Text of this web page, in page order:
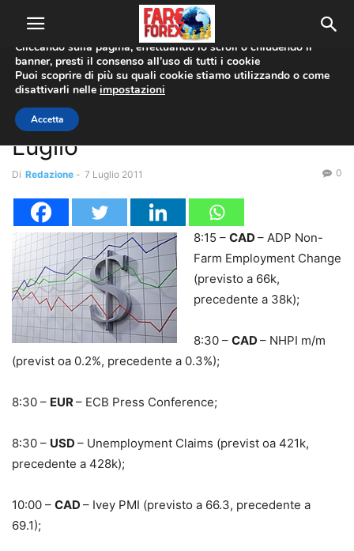
Home Analisi Tecnica
Analisi Tecnica
Forex News – Giovedì 7
Luglio
Di Redazione - 7 Luglio 2011 0
8:15 – CAD – ADP Non-
Farm Employment Change
(previsto a 66k,
precedente a 38k);
8:30 – CAD – NHPI m/m
(previst oa 0.2%, precedente a 0.3%);
8:30 – EUR– ECB Press Conference;
8:30 – USD – Unemployment Claims (previst oa 421k,
precedente a 428k);
10:00 – CAD – Ivey PMI (previsto a 66.3, precedente a
69.1);
Utilizziamo i cookie per offrirti la migliore esperienza sul nostro
sito web.
Cliccando sulla pagina, effettuando lo scroll o chiudendo il
banner, presti il consenso all’uso di tutti i cookie
Puoi scoprire di più su quali cookie stiamo utilizzando o come
disattivarli nelle impostazioni
Accetta